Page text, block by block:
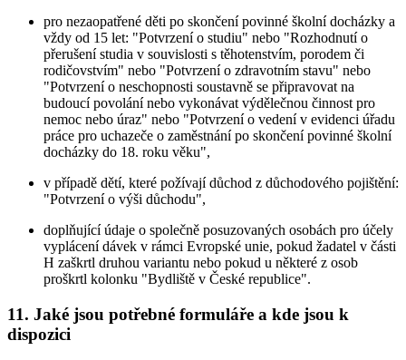
pro nezaopatřené děti po skončení povinné školní docházky a
vždy od 15 let: "Potvrzení o studiu" nebo "Rozhodnutí o
přerušení studia v souvislosti s těhotenstvím, porodem či
rodičovstvím" nebo "Potvrzení o zdravotním stavu" nebo
"Potvrzení o neschopnosti soustavně se připravovat na
budoucí povolání nebo vykonávat výdělečnou činnost pro
nemoc nebo úraz" nebo "Potvrzení o vedení v evidenci úřadu
práce pro uchazeče o zaměstnání po skončení povinné školní
docházky do 18. roku věku",
v případě dětí, které požívají důchod z důchodového pojištění:
"Potvrzení o výši důchodu",
doplňující údaje o společně posuzovaných osobách pro účely
vyplácení dávek v rámci Evropské unie, pokud žadatel v části
H zaškrtl druhou variantu nebo pokud u některé z osob
proškrtl kolonku "Bydliště v České republice".
11. Jaké jsou potřebné formuláře a kde jsou k
dispozici